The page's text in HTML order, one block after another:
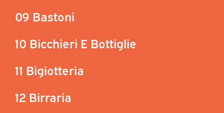
09 Bastoni
10 Bicchieri E Bottiglie
11 Bigiotteria
12 Birraria